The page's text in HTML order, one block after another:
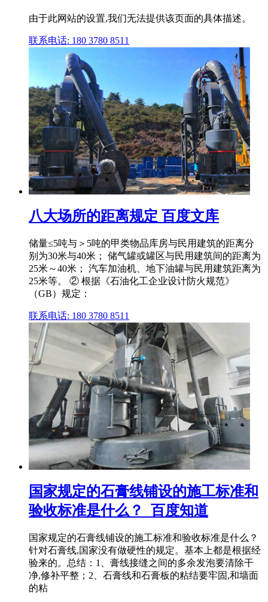
由于此网站的设置,我们无法提供该页面的具体描述。
联系电话: 180 3780 8511
八大场所的距离规定 百度文库
储量≤5吨与＞5吨的甲类物品库房与民用建筑的距离分
别为30米与40米； 储气罐或罐区与民用建筑间的距离为
25米～40米； 汽车加油机、地下油罐与民用建筑距离为
25米等。 ② 根据《石油化工企业设计防火规范》
（GB）规定：
联系电话: 180 3780 8511
国家规定的石膏线铺设的施工标准和
验收标准是什么？_百度知道
国家规定的石膏线铺设的施工标准和验收标准是什么？
针对石膏线,国家没有做硬性的规定。基本上都是根据经
验来的。总结：1、膏线接缝之间的多余发泡要清除干
净,修补平整；2、石膏线和石膏板的粘结要牢固,和墙面
的粘